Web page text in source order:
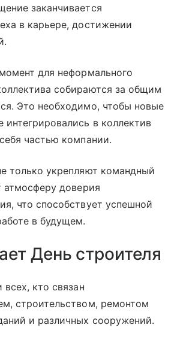
заканчивается
в карьере, достижении
для неформального
собираются за общим
Это необходимо, чтобы новые
интегрировались в коллектив
частью компании.
только укрепляют командный
атмосферу доверия
что способствует успешной
в будущем.
День строителя
всех, кто связан
строительством, ремонтом
и различных сооружений.